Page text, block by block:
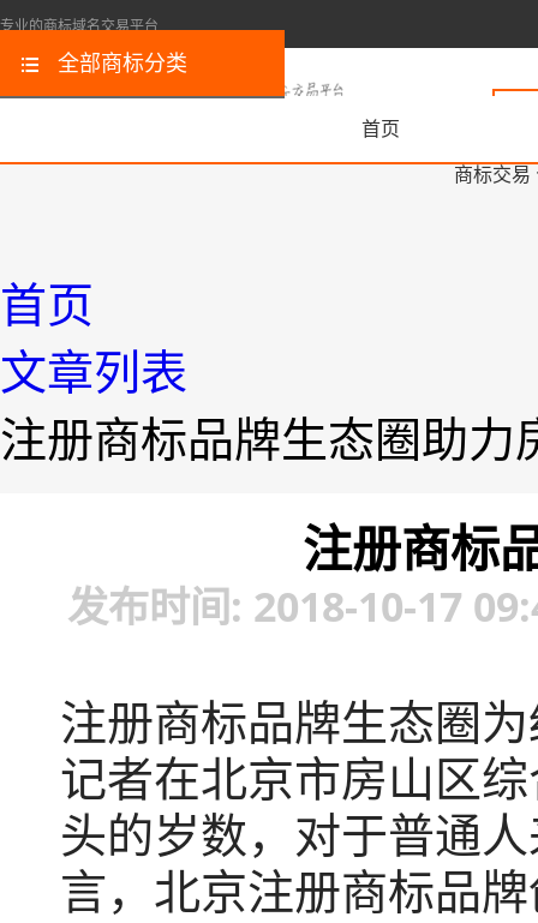
专业的商标域名交易平台
首页
商标交易
全部商标分类
首页
文章列表
注册商标品牌生态圈助力
注册商标
发布时间: 2018-10-17
注册商标品牌生态圈
记者在北京市房山区
头的岁数，对于普通
言，北京注册商标品